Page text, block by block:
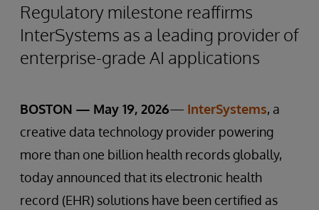
Regulatory milestone reaffirms
InterSystems as a leading provider of
enterprise-grade AI applications
BOSTON — May 19, 2026— InterSystems, a
creative data technology provider powering
more than one billion health records globally,
today announced that its electronic health
record (EHR) solutions have been certified as